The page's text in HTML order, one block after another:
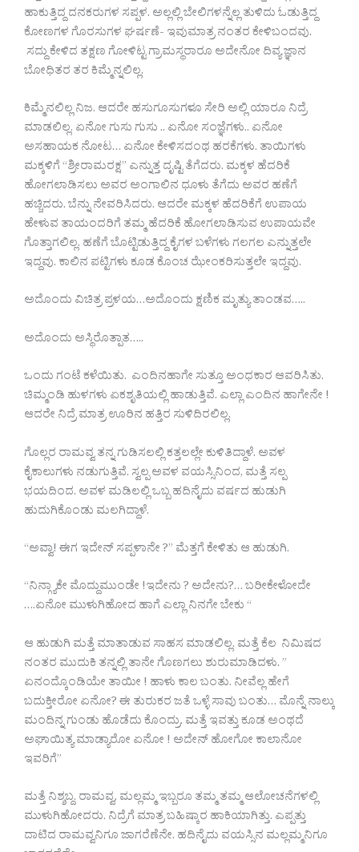
ಹಾಕುತ್ತಿದ್ದ ದನಕರುಗಳ ಸಪ್ಪಳ. ಅಲ್ಲಲ್ಲಿ ಬೇಲಿಗಳನ್ನೆಲ್ಲ ತುಳಿದು ಓಡುತ್ತಿದ್ದ
ಕೋಣಗಳ ಗೊರಸುಗಳ ಘರ್ಷಣೆ- ಇವುಮಾತ್ರ ನಂತರ ಕೇಳಿಬಂದವು.
ಸದ್ದು ಕೇಳಿದ ತಕ್ಷಣ ಗೋಳಿಟ್ಟ ಗ್ರಾಮಸ್ಥರಾರೂ ಅದೇನೋ ದಿವ್ಯ ಜ್ಞಾನ
ಬೋಧಿತರ ತರ ಕಿಮ್ಮೆನ್ನಲಿಲ್ಲ.
ಕಿಮ್ಮೆನಲಿಲ್ಲ ನಿಜ. ಆದರೇ ಹಸುಗೂಸುಗಳೂ ಸೇರಿ ಅಲ್ಲಿ ಯಾರೂ ನಿದ್ರೆ
ಮಾಡಲಿಲ್ಲ. ಏನೋ ಗುಸು ಗುಸು .. ಏನೋ ಸಂಜ್ಞೆಗಳು.. ಏನೋ
ಅಸಹಾಯಕ ನೋಟ… ಏನೋ ಕೇಳಿಸದಂಥ ಹರಕೆಗಳು. ತಾಯಿಗಳು
ಮಕ್ಕಳಿಗೆ “ಶ್ರೀರಾಮರಕ್ಷ” ಎನ್ನುತ್ತ ದೃಷ್ಟಿ ತೆಗೆದರು. ಮಕ್ಕಳ ಹೆದರಿಕೆ
ಹೋಗಲಾಡಿಸಲು ಅವರ ಅಂಗಾಲಿನ ಧೂಳು ತೆಗೆದು ಅವರ ಹಣೆಗೆ
ಹಚ್ಚಿದರು. ಬೆನ್ನು ನೇವರಿಸಿದರು. ಆದರೇ ಮಕ್ಕಳ ಹೆದರಿಕೆಗೆ ಉಪಾಯ
ಹೇಳುವ ತಾಯಂದರಿಗೆ ತಮ್ಮ ಹೆದರಿಕೆ ಹೋಗಲಾಡಿಸುವ ಉಪಾಯವೇ
ಗೊತ್ತಾಗಲಿಲ್ಲ. ಹಣೆಗೆ ಬೊಟ್ಟಿಡುತ್ತಿದ್ದ ಕೈಗಳ ಬಳೆಗಳು ಗಲಗಲ ಎನ್ನುತ್ತಲೇ
ಇದ್ದವು. ಕಾಲಿನ ಪಟ್ಟಿಗಳು ಕೂಡ ಕೊಂಚ ಝೇಂಕರಿಸುತ್ತಲೇ ಇದ್ದವು.
ಅದೊಂದು ವಿಚಿತ್ರ ಪ್ರಳಯ…ಅದೊಂದು ಕ್ಷಣಿಕ ಮೃತ್ಯು ತಾಂಡವ…..
ಅದೊಂದು ಅಸ್ಥಿರೊತ್ಪಾತ…..
ಒಂದು ಗಂಟೆ ಕಳೆಯಿತು. ಎಂದಿನಹಾಗೇ ಸುತ್ತೂ ಅಂಧಕಾರ ಆವರಿಸಿತು.
ಚಿಮ್ಮಂಡಿ ಹುಳಗಳು ಏಕಶೃತಿಯಲ್ಲಿ ಹಾಡುತ್ತಿವೆ. ಎಲ್ಲಾ ಎಂದಿನ ಹಾಗೇನೇ !
ಆದರೇ ನಿದ್ರೆ ಮಾತ್ರ ಊರಿನ ಹತ್ತಿರ ಸುಳಿದಿರಲಿಲ್ಲ.
ಗೊಲ್ಲರ ರಾಮವ್ವ ತನ್ನ ಗುಡಿಸಲಲ್ಲಿ ಕತ್ತಲಲ್ಲೇ ಕುಳಿತಿದ್ದಾಳೆ. ಅವಳ
ಕೈಕಾಲುಗಳು ನಡುಗುತ್ತಿವೆ. ಸ್ವಲ್ಪ ಅವಳ ವಯಸ್ಸಿನಿಂದ, ಮತ್ತೆ ಸಲ್ಪ
ಭಯದಿಂದ. ಅವಳ ಮಡಿಲಲ್ಲಿ ಒಬ್ಬ ಹದಿನೈದು ವರ್ಷದ ಹುಡುಗಿ
ಹುದುಗಿಕೊಂಡು ಮಲಗಿದ್ದಾಳೆ.
“ಅವ್ವಾ! ಈಗ ಇದೇನ್ ಸಪ್ಪಳಾನೇ ?” ಮೆತ್ತಗೆ ಕೇಳಿತು ಆ ಹುಡುಗಿ.
“ನಿನ್ಗ್ಯಾಕೇ ಮೊದ್ದುಮುಂಡೇ !ಇದೇನು ? ಅದೇನು?… ಬರೀಕೇಳೋದೇ
….ಏನೋ ಮುಳುಗಿಹೋದ ಹಾಗೆ ಎಲ್ಲಾ ನಿನಗೇ ಬೇಕು “
ಆ ಹುಡುಗಿ ಮತ್ತೆ ಮಾತಾಡುವ ಸಾಹಸ ಮಾಡಲಿಲ್ಲ. ಮತ್ತೆ ಕೆಲ ನಿಮಿಷದ
ನಂತರ ಮುದುಕಿ ತನ್ನಲ್ಲಿ ತಾನೇ ಗೊಣಗಲು ಶುರುಮಾಡಿದಳು. ”
ಏನಂದ್ಕೊಂಡಿಯೇ ತಾಯೀ ! ಹಾಳು ಕಾಲ ಬಂತು. ನೀವೆಲ್ಲ ಹೇಗೆ
ಬದುಕ್ತೀರೋ ಏನೋ? ಈ ತುರುಕರ ಜತೆ ಒಳ್ಳೆ ಸಾವು ಬಂತು… ಮೊನ್ನೆ ನಾಲ್ಕು
ಮಂದಿನ್ನ ಗುಂಡು ಹೊಡೆದು ಕೊಂದ್ರು. ಮತ್ತೆ ಇವತ್ತು ಕೂಡ ಅಂಥದೆ
ಅಘಾಯಿತ್ಯ ಮಾಡ್ಯಾರೋ ಏನೋ ! ಅದೇನ್ ಹೋಗೋ ಕಾಲಾನೋ
ಇವರಿಗೆ”
ಮತ್ತೆ ನಿಶ್ಶಬ್ದ. ರಾಮವ್ವ, ಮಲ್ಲಮ್ಮ ಇಬ್ಬರೂ ತಮ್ಮ ತಮ್ಮ ಆಲೋಚನೆಗಳಲ್ಲಿ
ಮುಳುಗಿಹೋದರು. ನಿದ್ರೆಗೆ ಮಾತ್ರ ಬಹಿಷ್ಕಾರ ಹಾಕಿಯಾಗಿತ್ತು. ಎಪ್ಪತ್ತು
ದಾಟಿದ ರಾಮವ್ವನಿಗೂ ಜಾಗರೆಣೆನೇ. ಹದಿನೈದು ವಯಸ್ಸಿನ ಮಲ್ಲಮ್ಮನಿಗೂ